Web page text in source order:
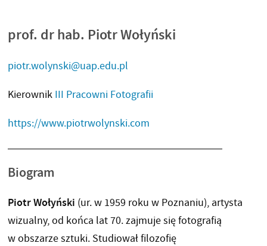
prof. dr hab. Piotr Wołyński
piotr.wolynski@uap.edu.pl
Kierownik III Pracowni Fotografii
https://www.piotrwolynski.com
Biogram
Piotr Wołyński (ur. w 1959 roku w Poznaniu), artysta
wizualny, od końca lat 70. zajmuje się fotografią
w obszarze sztuki. Studiował filozofię